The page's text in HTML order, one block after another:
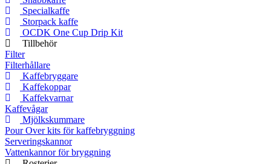
Specialkaffe
Storpack kaffe
OCDK One Cup Drip Kit
Tillbehör
Filter
Filterhållare
Kaffebryggare
Kaffekoppar
Kaffekvarnar
Kaffevågar
Mjölkskummare
Pour Over kits för kaffebryggning
Serveringskannor
Vattenkannor för bryggning